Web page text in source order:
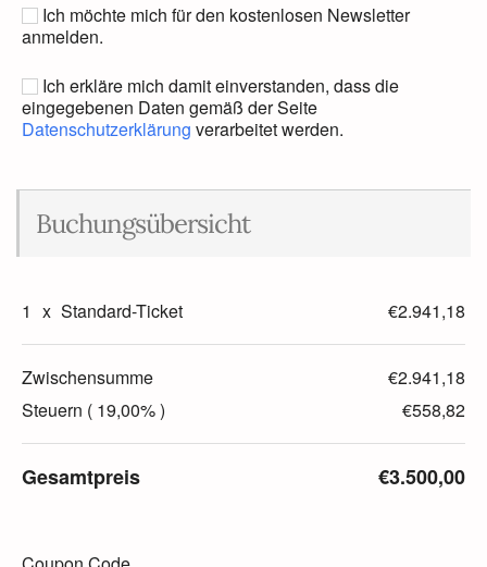
Ich möchte mich für den kostenlosen Newsletter
anmelden.
Ich erkläre mich damit einverstanden, dass die
eingegebenen Daten gemäß der Seite
Datenschutzerklärung verarbeitet werden.
Buchungsübersicht
1 x Standard-Ticket €2.941,18
Zwischensumme
€2.941,18
Steuern ( 19,00% )
€558,82
Gesamtpreis €3.500,00